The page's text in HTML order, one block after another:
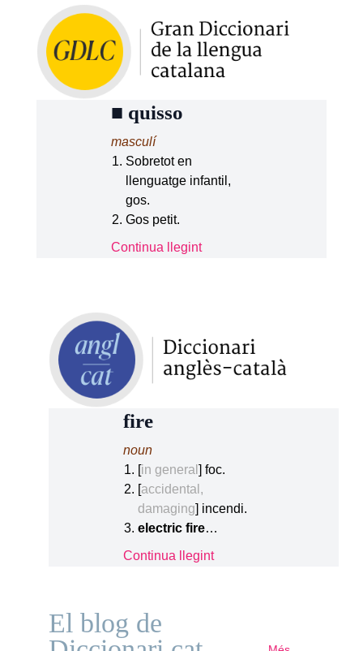
■ quisso
masculí
Sobretot en
llenguatge infantil,
gos.
Gos petit.
Continua llegint
fire
noun
[in general ] foc.
[accidental,
damaging] incendi.
electric fire…
Continua llegint
El blog de